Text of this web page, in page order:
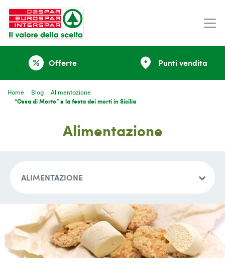
percent Offerte place Punti vendita
Home Blog Alimentazione
“Ossa di Morto” e la festa dei morti in Sicilia
Alimentazione